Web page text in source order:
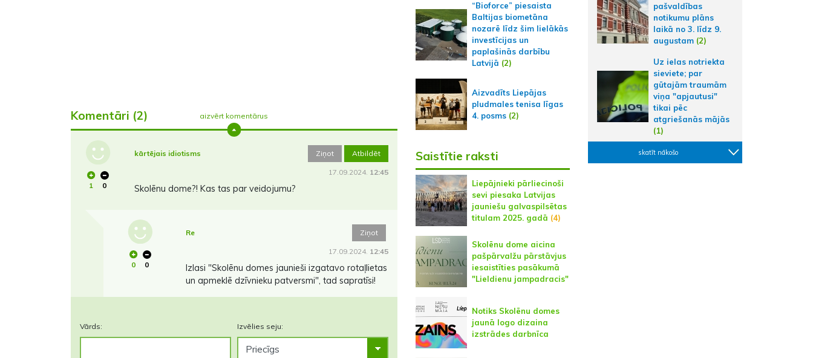
Komentāri (2) aizvērt komentārus
1 0
kārtējais idiotisms Ziņot Atbildēt
17.09.2024. 12:45
Skolēnu dome?! Kas tas par veidojumu?
0 0
Re Ziņot
17.09.2024. 12:45
Izlasi "Skolēnu domes jaunieši izgatavo rotaļlietas
un apmeklē dzīvnieku patversmi", tad sapratīsi!
Vārds: Izvēlies seju:
“Bioforce” piesaista
Baltijas biometāna
nozarē līdz šim lielākās
investīcijas un
paplašinās darbību
Latvijā (2)
Aizvadīts Liepājas
pludmales tenisa līgas
4. posms(2)
Saistītie raksti
Liepājnieki pārliecinoši
sevi piesaka Latvijas
jauniešu galvaspilsētas
titulam 2025. gadā (4)
Skolēnu dome aicina
pašpārvalžu pārstāvjus
iesaistīties pasākumā
"Lieldienu jampadracis"
Notiks Skolēnu domes
jaunā logo dizaina
izstrādes darbnīca
pašvaldības
notikumu plāns
laikā no 3. līdz 9.
augustam (2)
Uz ielas notriekta
sieviete; par
gūtajām traumām
viņa "apjautusi"
tikai pēc
atgriešanās mājās
(1)
skatīt nākošo